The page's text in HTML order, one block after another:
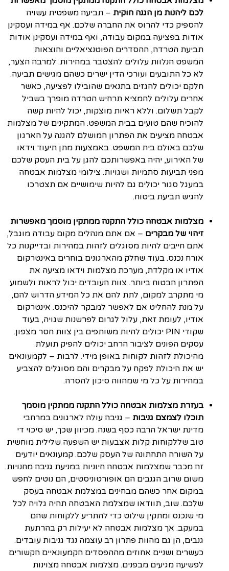
לכם ליהנות מן הגנה חוקית – תביעה משפטית עשויה
להספיק כדי להרוס את החברה שלכם. אף במידה ועסקינן
אודות בפציעה במקום עבודה, ואף במידה ועסקינן אודות
תביעת הטרדה, ההסדרים הפוטנציאליים והוצאות
המשפט הנלוות עלולים להצטבר במהירות. למרבה הצער,
לא כל התובעים ועורכי הדין ישרים כשהם מגישים תביעה.
חלקם יכולים להגזים בתנאים שהובילו לפציעה, כאשר
אחרים עלולים להמציא תרחיש הטרדה מופרך בשביל
לקבל תשלום. וללא ראיות מוצקות, יכול להיות קשה
להוכיח שהם טועים בבית המשפט. המתקינים של מצלמות
אבטחה מציעים את הפתרון המושלם להגנה על הארגון
שלכם באולם בית המשפט. באמצעות מתן תיעוד וידאו
של האירוע, יהיה באפשרותכם להגן על בית העסק שלכם
מפני תביעות סתמיות ושגויות. צילומי מצלמות אבטחה
במעגל סגור יכולים גם להיות שימושיים אם תצטרכו
להגיש תביעת ביטוח.
מצלמות אבטחה כולל התקנה ממתקין מוסמך מאפשרות
זיהוי של מבקרים – אם אתם מנהלים מקום עבודה מוגבל,
אתם חייבים להיות מסוגלים לזהות במהירות ובדייקנות כל
אורח נכנס. בעוד שחלק מהארגונים בוחרים באינטרקום
אודיו או מקלדת, מערכת מצלמות וידאו מציעה את
הפתרון הבטוח ביותר. צוות העובדים יכול לראות ולשמוע
מי מתקרב למקום, לתת להם את כל המידע הדרוש להם,
על מנת להחליט אם לאפשר למבקר להיכנס. אינטרקום
אודיו, לעומת זאת, עלול לגרום לפרשנות שגויה, בעוד
שקודי PIN יכולים להיות משותפים בין צוות חסר מצפון.
עסקים הפונים לציבור הרחב יכולים להפיק תועלת
מהיכולת לזהות לקוחות באופן מידי. לרבות – לקמעונאים
יש את היכולת לפקח על מבקרים והם מסוגלים להצביע
במהירות על כל מי שמהווה סיכון להסרה.
בעזרת מצלמות אבטחה כולל התקנה ממתקין מוסמך
תוכלו לצמצם גניבות – גניבה עולה לארגונים במרחבי
מדינת ישראל הרבה כסף בשנה. מכיוון שכך, יש סיכוי די
טוב שללקוחות קלות אצבעות יש השפעה שלילית מוחשית
על השורה התחתונה של העסק שלכם. קמעונאים יודעים
זה מכבר שמצלמות אבטחה חיוניות במניעת גניבה מחנויות.
משום שרוב הגנבים הם אופורטוניסטים, הם נוטים לחפש
במקום אחר כשהם מבחינים במצלמת אבטחה בעסק
שלכם. שוב, תוודאו שמצלמת האבטחה תהיה גלויה לכל
מי שנכנס ומתקין שילוט כדי להתריע ללקוחות שהם
במעקב. אך מצלמות אבטחה לא יעילות רק בהרתעת
גנבים, הן גם מהוות פתרון רב עוצמה נגד גניבות עובדים.
כעשרים ושניים אחוזים מההפסדים הקמעונאיים הקשורים
לפשיעה מגיעים מבפנים. מצלמות אבטחה מצוינות